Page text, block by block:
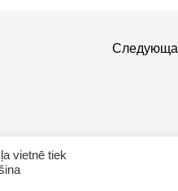
vietnē tiek